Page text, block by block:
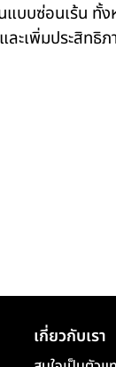
บซ่อนเร้น ทั้
ะเพิ่มประสิทธิ
เกี่ยวกับเรา